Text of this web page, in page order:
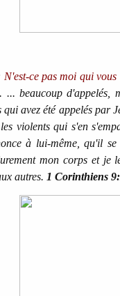
N'est-ce pas moi qui
. ... beaucoup d'appelés,
qui avez été appelés par
violents qui s'en
à lui-même, qu'il
mon corps et je
autres. 1 Corinthiens